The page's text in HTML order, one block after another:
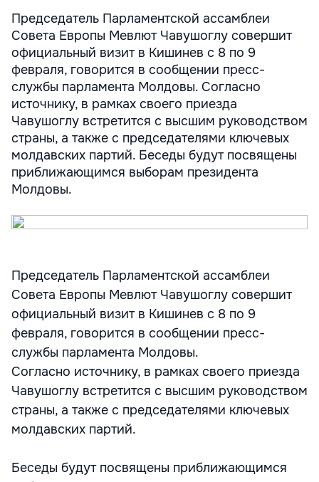
Председатель Парламентской ассамблеи
Совета Европы Мевлют Чавушоглу совершит
официальный визит в Кишинев с 8 по 9
февраля, говорится в сообщении пресс-
службы парламента Молдовы. Согласно
источнику, в рамках своего приезда
Чавушоглу встретится с высшим руководством
страны, а также с председателями ключевых
молдавских партий. Беседы будут посвящены
приближающимся выборам президента
Молдовы.
Председатель Парламентской ассамблеи
Совета Европы Мевлют Чавушоглу совершит
официальный визит в Кишинев с 8 по 9
февраля, говорится в сообщении пресс-
службы парламента Молдовы.
Согласно источнику, в рамках своего приезда
Чавушоглу встретится с высшим руководством
страны, а также с председателями ключевых
молдавских партий.
Беседы будут посвящены приближающимся